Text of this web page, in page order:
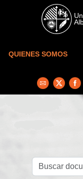
Skip to main content
QUIENES SOMOS